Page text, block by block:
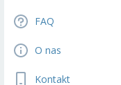
FAQ
O nas
Kontakt